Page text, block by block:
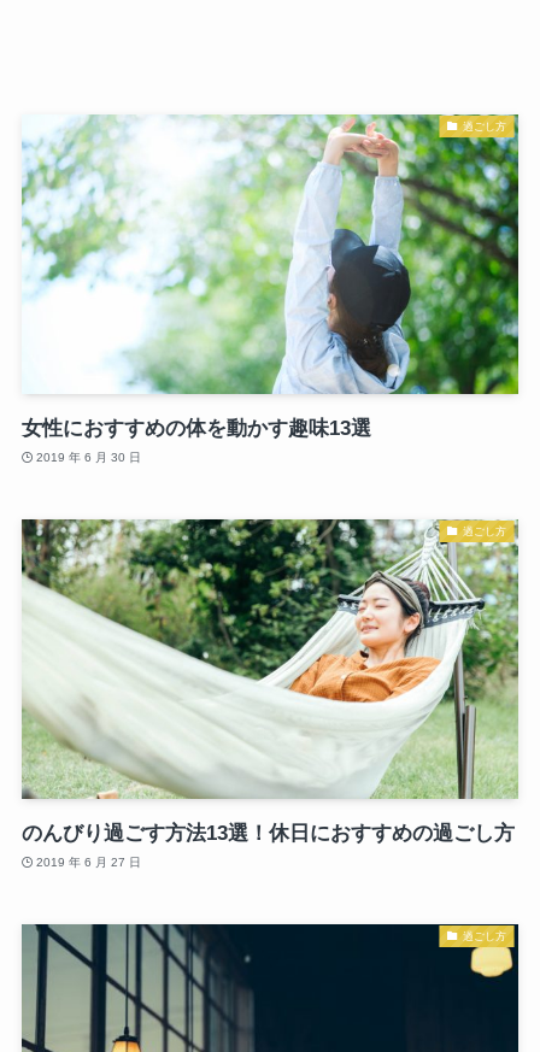
過ごし方
女性におすすめの体を動かす趣味13選
2019 年 6 月 30 日
過ごし方
のんびり過ごす方法13選！休日におすすめの過ごし方
2019 年 6 月 27 日
過ごし方